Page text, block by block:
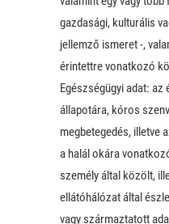
gazdasági, kulturális
jellemző ismeret -,
érintettre vonatkozó
Egészségügyi adat:
állapotára, kóros
megbetegedés, illetve
a halál okára
személy által közölt,
ellátóhálózat által
vagy származtatott